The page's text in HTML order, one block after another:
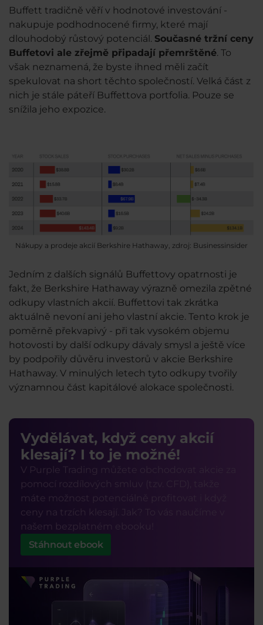
Buffett tradičně věří v hodnotové investování -
nakupuje podhodnocené firmy, které mají
dlouhodobý růstový potenciál. Současné tržní ceny
Buffetovi ale zřejmě připadají přemrštěné. To
však neznamená, že byste ihned měli začít
spekulovat na short těchto společností. Velká část z
nich je stále páteří Buffettova portfolia. Pouze se
snížila jeho expozice.
Nákupy a prodeje akcií Berkshire Hathaway, zdroj: Businessinsider
Jedním z dalších signálů Buffettovy opatrnosti je
fakt, že Berkshire Hathaway výrazně omezila zpětné
odkupy vlastních akcií. Buffettovi tak zkrátka
aktuálně nevoní ani jeho vlastní akcie. Tento krok je
poměrně překvapivý - při tak vysokém objemu
hotovosti by další odkupy dávaly smysl a ještě více
by podpořily důvěru investorů v akcie Berkshire
Hathaway. V minulých letech tyto odkupy tvořily
významnou část kapitálové alokace společnosti.
Vydělávat, když ceny akcií
klesají? I to je možné!
V Purple Trading můžete obchodovat akcie za
pomocí rozdílových smluv (tzv. CFD), takže
máte možnost potenciálně profitovat i když
ceny na trzích klesají. Jak? To vás naučíme v
našem bezplatném ebooku!
Stáhnout ebook